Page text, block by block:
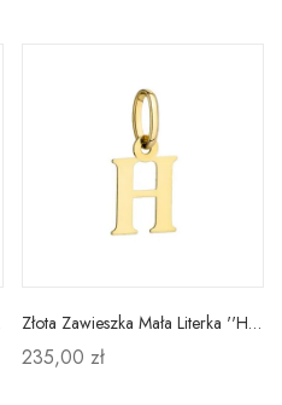
Złota Zawieszka Mała Literka ''H'' pr 585
235,00 zł